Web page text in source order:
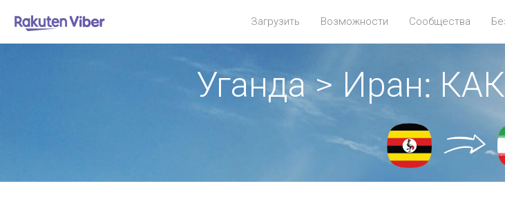
Загрузить Возможности Сообщества
Уганда > Иран: